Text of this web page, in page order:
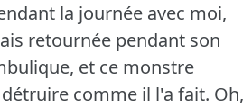
la journée avec moi,
retournée pendant son
et ce monstre
comme il l'a fait. Oh,